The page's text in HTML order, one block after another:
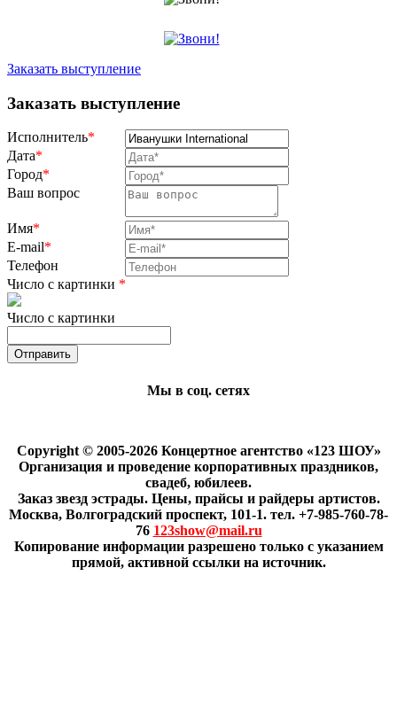
Заказать выступление
Заказать выступление
Исполнитель*
Дата*
Город*
Ваш вопрос
Имя*
E-mail*
Телефон
Число с картинки *
Число с картинки
Мы в соц. сетях
Copyright © 2005-2026 Концертное агентство «123 ШОУ»
Организация и проведение корпоративных праздников,
свадеб, юбилеев.
Заказ звезд эстрады. Цены, прайсы и райдеры артистов.
Москва, Волгоградский проспект, 101-1. тел. +7-985-760-78-
76 123show@mail.ru
Копирование информации разрешено только с указанием
прямой, активной ссылки на источник.